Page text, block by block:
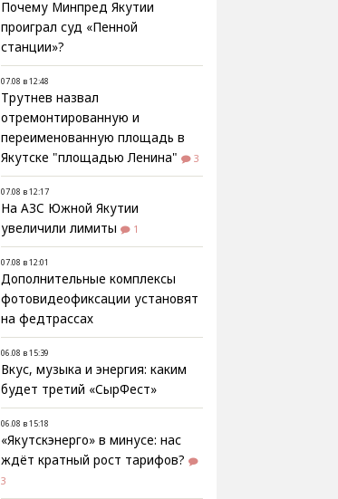
Почему Минпред Якутии
проиграл суд «Пенной
станции»?
07.08 в 12:48
Трутнев назвал
отремонтированную и
переименованную площадь в
Якутске "площадью Ленина"
3
07.08 в 12:17
На АЗС Южной Якутии
увеличили лимиты
1
07.08 в 12:01
Дополнительные комплексы
фотовидеофиксации установят
на федтрассах
06.08 в 15:39
Вкус, музыка и энергия: каким
будет третий «СырФест»
06.08 в 15:18
«Якутскэнерго» в минусе: нас
ждёт кратный рост тарифов?
3